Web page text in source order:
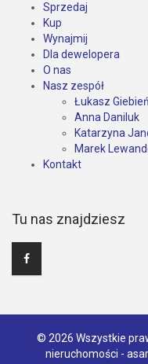
Sprzedaj
Kup
Wynajmij
Dla dewelopera
O nas
Nasz zespół
Łukasz Giebień
Anna Daniluk
Katarzyna
Marek
Kontakt
Tu nas znajdziesz
© 2026 Wszystkie
nieruchomości -